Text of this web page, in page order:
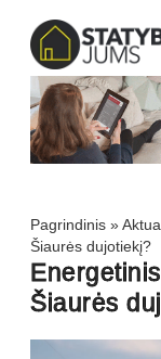
Pagrindinis »
Šiaurės dujotiekį?
Šiaurės